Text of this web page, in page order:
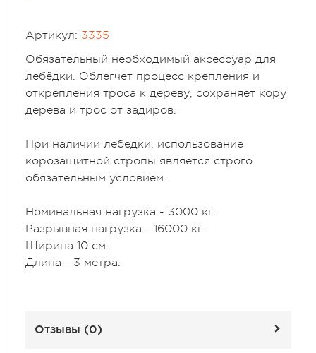
Артикул: 3335
Обязательный необходимый аксессуар для
лебёдки. Облегчет процесс крепления и
открепления троса к дереву, сохраняет кору
дерева и трос от задиров.
При наличии лебедки, использование
корозащитной стропы является строго
обязательным условием.
Номинальная нагрузка - 3000 кг.
Разрывная нагрузка - 16000 кг.
Ширина 10 см.
Длина - 3 метра.
Отзывы (0)